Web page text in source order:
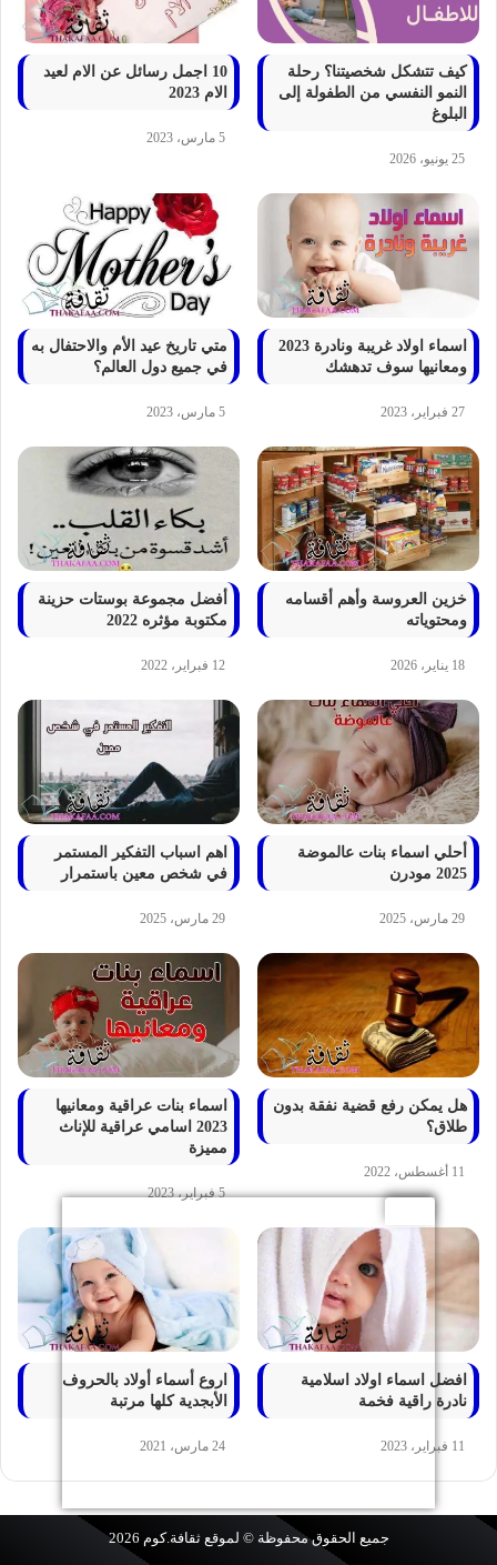
كيف تتشكل شخصيتنا؟ رحلة
النمو النفسي من الطفولة إلى
البلوغ
25 يونيو، 2026
10 اجمل رسائل عن الام لعيد
الام 2023
5 مارس، 2023
اسماء اولاد غريبة ونادرة 2023
ومعانيها سوف تدهشك
27 فبراير، 2023
متي تاريخ عيد الأم والاحتفال به
في جميع دول العالم؟
5 مارس، 2023
خزين العروسة وأهم أقسامه
ومحتوياته
18 يناير، 2026
أفضل مجموعة بوستات حزينة
مكتوبة مؤثره 2022
12 فبراير، 2022
أحلي اسماء بنات عالموضة
2025 مودرن
29 مارس، 2025
اهم اسباب التفكير المستمر
في شخص معين باستمرار
29 مارس، 2025
هل يمكن رفع قضية نفقة بدون
طلاق؟
11 أغسطس، 2022
اسماء بنات عراقية ومعانيها
2023 اسامي عراقية للإناث
مميزة
5 فبراير، 2023
افضل اسماء اولاد اسلامية
نادرة راقية فخمة
11 فبراير، 2023
اروع أسماء أولاد بالحروف
الأبجدية كلها مرتبة
24 مارس، 2021
جميع الحقوق محفوظة © لموقعثقافة.كوم